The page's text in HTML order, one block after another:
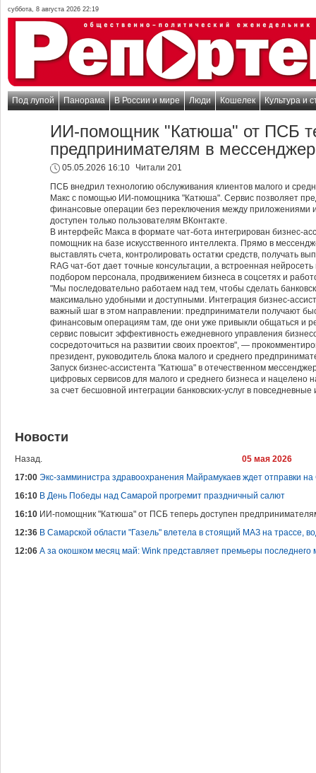
суббота, 8 августа 2026 22:19
Под лупой Панорама В России и мире Люди Кошелек Культура и
ИИ-помощник "Катюша" от ПСБ
предпринимателям в
05.05.2026 16:10
Читали 201
ПСБ внедрил технологию обслуживания клиентов малого и
Макс с помощью ИИ-помощника "Катюша". Сервис позволяет
финансовые операции без переключения между приложениями
доступен только пользователям ВКонтакте.
В интерфейс Макса в формате чат-бота интегрирован бизнес-
помощник на базе искусственного интеллекта. Прямо в
выставлять счета, контролировать остатки средств, получать
RAG чат-бот дает точные консультации, а встроенная
подбором персонала, продвижением бизнеса в соцсетях и
"Мы последовательно работаем над тем, чтобы сделать
максимально удобными и доступными. Интеграция бизнес-
важный шаг в этом направлении: предприниматели получают
финансовым операциям там, где они уже привыкли общаться и
сервис повысит эффективность ежедневного управления
сосредоточиться на развитии своих проектов", —
президент, руководитель блока малого и среднего
Запуск бизнес-ассистента "Катюша" в отечественном
цифровых сервисов для малого и среднего бизнеса и нацелено
за счет бесшовной интеграции банковских-услуг в
Новости
Назад.
05 мая 2026
17:00 Экс-замминистра здравоохранения Майрамукаев ждет отправки
16:10 В День Победы над Самарой прогремит праздничный салют
16:10 ИИ-помощник "Катюша" от ПСБ теперь доступен
12:36 В Самарской области "Газель" влетела в стоящий МАЗ на трассе,
12:06 А за окошком месяц май: Wink представляет премьеры последнего